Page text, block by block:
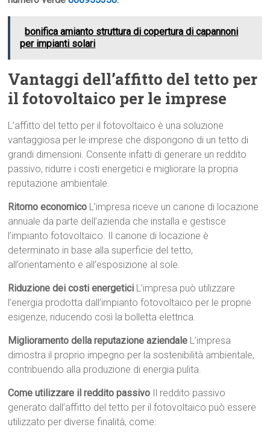
bonifica amianto struttura di copertura di capannoni
per impianti solari
Vantaggi dell’affitto del tetto per
il fotovoltaico per le imprese
L’affitto del tetto per il fotovoltaico è una soluzione
vantaggiosa per le imprese che dispongono di un tetto di
grandi dimensioni. Consente infatti di generare un reddito
passivo, ridurre i costi energetici e migliorare la propria
reputazione ambientale.
Ritorno economico L’impresa riceve un canone di locazione
annuale da parte dell’azienda che installa e gestisce
l’impianto fotovoltaico. Il canone di locazione è
determinato in base alla superficie del tetto,
all’orientamento e all’esposizione al sole.
Riduzione dei costi energetici L’impresa può utilizzare
l’energia prodotta dall’impianto fotovoltaico per le proprie
esigenze, riducendo così la bolletta elettrica.
Miglioramento della reputazione aziendale L’impresa
dimostra il proprio impegno per la sostenibilità ambientale,
contribuendo alla produzione di energia pulita.
Come utilizzare il reddito passivo Il reddito passivo
generato dall’affitto del tetto per il fotovoltaico può essere
utilizzato per diverse finalità, come: